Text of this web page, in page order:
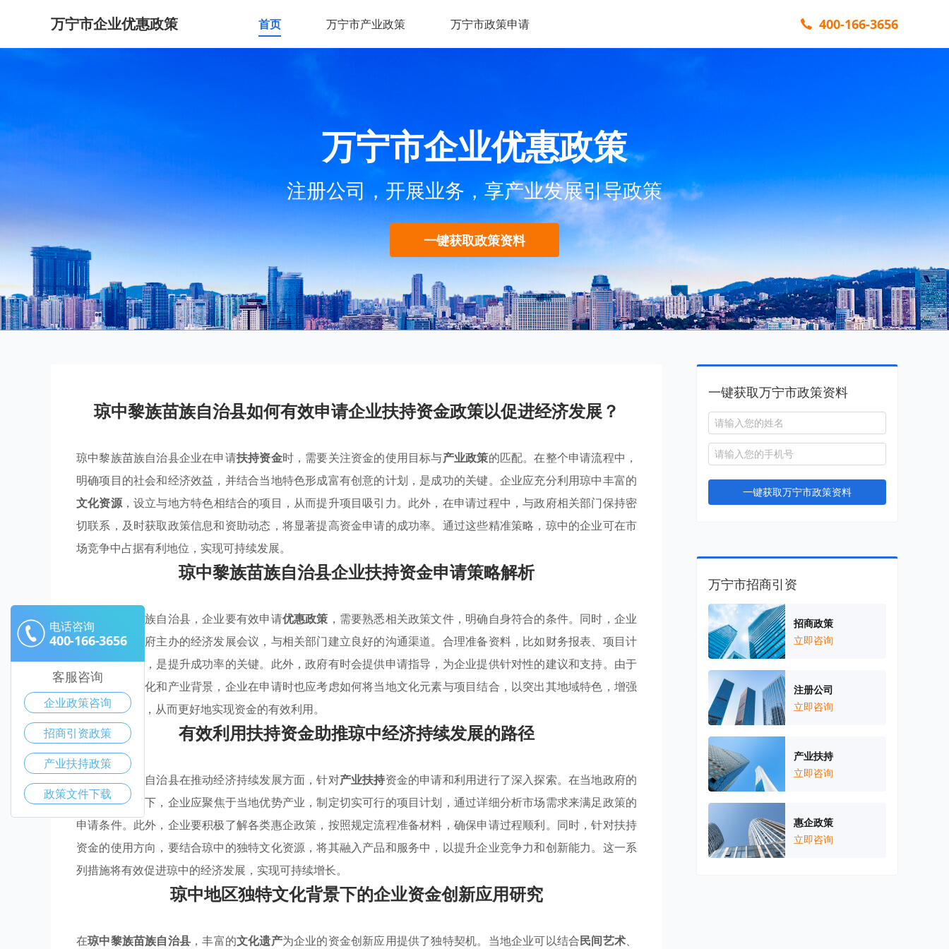
万宁市企业优惠政策 首页 万宁市产业政策 万宁市政策申请 400-166-3656
万宁市企业优惠政策
注册公司，开展业务，享产业发展引导政策
一键获取政策资料
琼中黎族苗族自治县如何有效申请企业扶持资金政策以促进经济发展？
琼中黎族苗族自治县企业在申请扶持资金时，需要关注资金的使用目标与产业政策的匹配。在整个申请流程中，
明确项目的社会和经济效益，并结合当地特色形成富有创意的计划，是成功的关键。企业应充分利用琼中丰富的
文化资源，设立与地方特色相结合的项目，从而提升项目吸引力。此外，在申请过程中，与政府相关部门保持密
切联系，及时获取政策信息和资助动态，将显著提高资金申请的成功率。通过这些精准策略，琼中的企业可在市
场竞争中占据有利地位，实现可持续发展。
琼中黎族苗族自治县企业扶持资金申请策略解析
在琼中黎族苗族自治县，企业要有效申请优惠政策 ，需要熟悉相关政策文件，明确自身符合的条件。同时，企业
应积极参与政府主办的经济发展会议，与相关部门建立良好的沟通渠道。合理准备资料，比如财务报表、项目计
划和申请表格，是提升成功率的关键。此外，政府有时会提供申请指导，为企业提供针对性的建议和支持。由于
琼中独特的文化和产业背景，企业在申请时也应考虑如何将当地文化元素与项目结合，以突出其地域特色，增强
项目的吸引力，从而更好地实现资金的有效利用。
有效利用扶持资金助推琼中经济持续发展的路径
琼中黎族苗族自治县在推动经济持续发展方面，针对产业扶持资金的申请和利用进行了深入探索。在当地政府的
产业政策指导下，企业应聚焦于当地优势产业，制定切实可行的项目计划，通过详细分析市场需求来满足政策的
申请条件。此外，企业要积极了解各类惠企政策，按照规定流程准备材料，确保申请过程顺利。同时，针对扶持
资金的使用方向，要结合琼中的独特文化资源，将其融入产品和服务中，以提升企业竞争力和创新能力。这一系
列措施将有效促进琼中的经济发展，实现可持续增长。
琼中地区独特文化背景下的企业资金创新应用研究
在琼中黎族苗族自治县 ，丰富的文化遗产为企业的资金创新应用提供了独特契机。当地企业可以结合民间艺术、
一键获取万宁市政策资料
一键获取万宁市政策资料
万宁市招商引资
招商政策
立即咨询
注册公司
立即咨询
产业扶持
立即咨询
惠企政策
立即咨询
电话咨询
400-166-3656
客服咨询
企业政策咨询
招商引资政策
产业扶持政策
政策文件下载